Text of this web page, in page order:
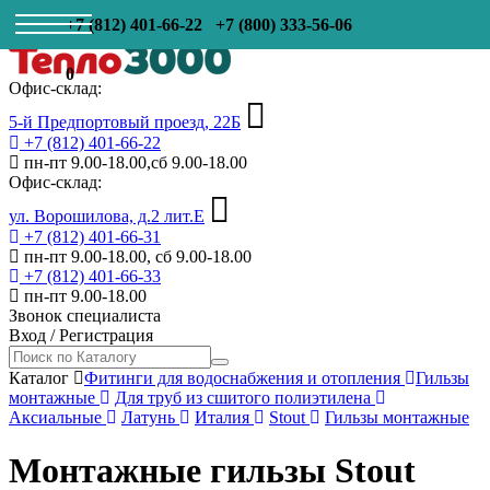
+7 (812) 401-66-22 +7 (800) 333-56-06
0
Офис-склад:
5-й Предпортовый проезд, 22Б
+7 (812) 401-66-22
пн-пт 9.00-18.00,сб 9.00-18.00
Офис-склад:
ул. Ворошилова, д.2 лит.Е
+7 (812) 401-66-31
пн-пт 9.00-18.00, сб 9.00-18.00
+7 (812) 401-66-33
пн-пт 9.00-18.00
Звонок специалиста
Вход /Регистрация
Каталог Фитинги для водоснабжения и отопления
Гильзы
монтажные
Для труб из сшитого полиэтилена
Аксиальные
Латунь Италия Stout Гильзы монтажные
Монтажные гильзы Stout